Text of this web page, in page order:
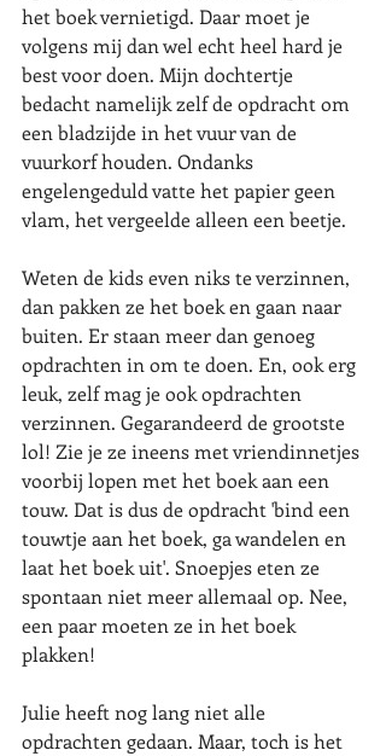
het boek vernietigd. Daar moet je
volgens mij dan wel echt heel hard je
best voor doen. Mijn dochtertje
bedacht namelijk zelf de opdracht om
een bladzijde in het vuur van de
vuurkorf houden. Ondanks
engelengeduld vatte het papier geen
vlam, het vergeelde alleen een beetje.
Weten de kids even niks te verzinnen,
dan pakken ze het boek en gaan naar
buiten. Er staan meer dan genoeg
opdrachten in om te doen. En, ook erg
leuk, zelf mag je ook opdrachten
verzinnen. Gegarandeerd de grootste
lol! Zie je ze ineens met vriendinnetjes
voorbij lopen met het boek aan een
touw. Dat is dus de opdracht 'bind een
touwtje aan het boek, ga wandelen en
laat het boek uit'. Snoepjes eten ze
spontaan niet meer allemaal op. Nee,
een paar moeten ze in het boek
plakken!
Julie heeft nog lang niet alle
opdrachten gedaan. Maar, toch is het